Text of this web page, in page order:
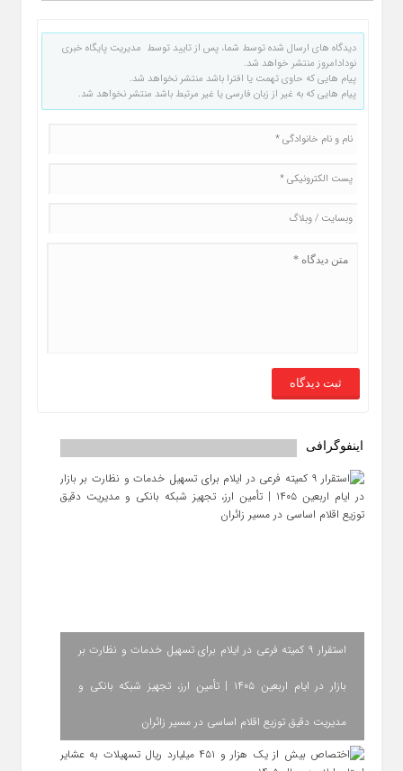
دیدگاه های ارسال شده توسط شما، پس از تایید توسط مدیریت پایگاه خبری
نودادامروز منتشر خواهد شد.
پیام هایی که حاوی تهمت یا افترا باشد منتشر نخواهد شد.
پیام هایی که به غیر از زبان فارسی یا غیر مرتبط باشد منتشر نخواهد شد.
اینفوگرافی
استقرار ۹ کمیته فرعی در ایلام برای تسهیل خدمات و نظارت بر
بازار در ایام اربعین ۱۴۰۵ | تأمین ارز، تجهیز شبکه بانکی و
مدیریت دقیق توزیع اقلام اساسی در مسیر زائران